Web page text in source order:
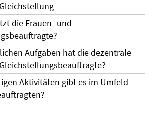
die Frauen- und
Aufgaben hat die dezentrale
Aktivitäten gibt es im Umfeld